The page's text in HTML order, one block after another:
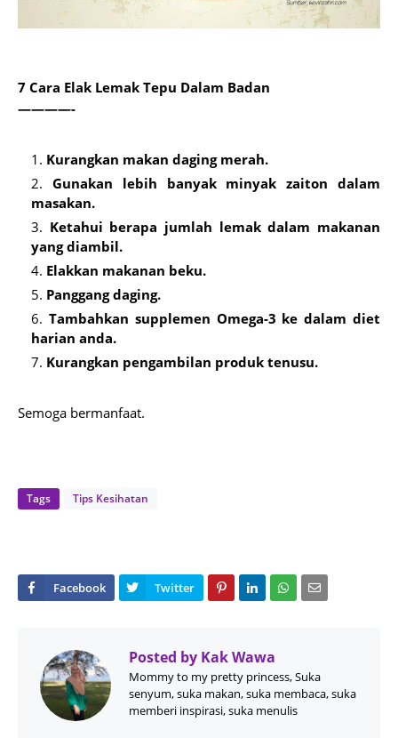
7 Cara Elak Lemak Tepu Dalam Badan
————-
Kurangkan makan daging merah.
Gunakan lebih banyak minyak zaiton dalam
masakan.
Ketahui berapa jumlah lemak dalam makanan
yang diambil.
Elakkan makanan beku.
Panggang daging.
Tambahkan supplemen Omega-3 ke dalam diet
harian anda.
Kurangkan pengambilan produk tenusu.
Semoga bermanfaat.
Tags Tips Kesihatan
Posted by Kak Wawa
Mommy to my pretty princess, Suka
senyum, suka makan, suka membaca, suka
memberi inspirasi, suka menulis